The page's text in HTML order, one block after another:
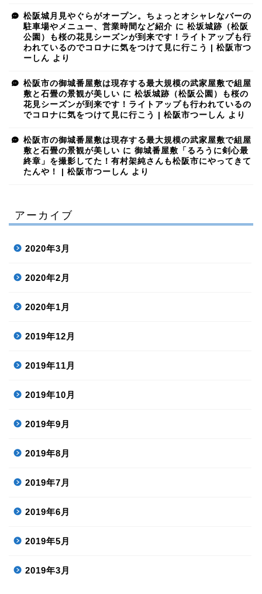
松阪城月見やぐらがオープン。ちょっとオシャレなバーの
駐車場やメニュー、営業時間など紹介 に 松坂城跡（松阪
公園）も桜の花見シーズンが到来です！ライトアップも行
われているのでコロナに気をつけて見に行こう | 松阪市つ
ーしん より
松阪市の御城番屋敷は現存する最大規模の武家屋敷で組屋
敷と石畳の景観が美しい に 松坂城跡（松阪公園）も桜の
花見シーズンが到来です！ライトアップも行われているの
でコロナに気をつけて見に行こう | 松阪市つーしん より
松阪市の御城番屋敷は現存する最大規模の武家屋敷で組屋
敷と石畳の景観が美しい に 御城番屋敷「るろうに剣心最
終章」を撮影してた！有村架純さんも松阪市にやってきて
たんや！ | 松阪市つーしん より
アーカイブ
2020年3月
2020年2月
2020年1月
2019年12月
2019年11月
2019年10月
2019年9月
2019年8月
2019年7月
2019年6月
2019年5月
2019年3月